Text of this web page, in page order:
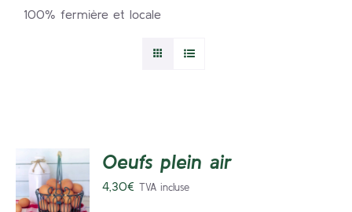
100% fermière et locale
AJOUTER
AU
PANIER
/
Oeufs plein air
4,30€ TVA incluse